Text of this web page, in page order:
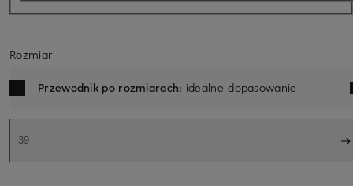
Rozmiar
Przewodnik po rozmiarach: idealne dopasowanie
39